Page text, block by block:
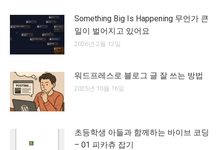
Something Big Is Happening 무언가 큰
일이 벌어지고 있어요
2026년 2월 12일
워드프레스로 블로그 글 잘 쓰는 방법
2025년 10월 16일
초등학생 아들과 함께하는 바이브 코딩
– 01 피카츄 잡기